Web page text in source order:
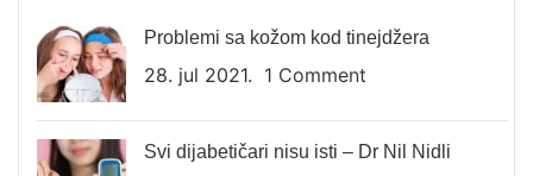
Problemi sa kožom kod tinejdžera
28. jul 2021. 1 Comment
Svi dijabetičari nisu isti – Dr Nil Nidli